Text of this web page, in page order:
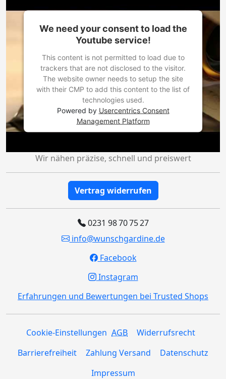
We need your consent to load the
Youtube service!
This content is not permitted to load due to
trackers that are not disclosed to the visitor.
The website owner needs to setup the site
with their CMP to add this content to the list of
technologies used.
Powered by Usercentrics Consent
Management Platform
Wir nähen präzise, schnell und preiswert
Vertrag widerrufen
0231 98 70 75 27
info@wunschgardine.de
Facebook
Instagram
Erfahrungen und Bewertungen bei Trusted Shops
Cookie-Einstellungen AGB
Widerrufsrecht
Barrierefreiheit
Zahlung Versand
Datenschutz
Impressum